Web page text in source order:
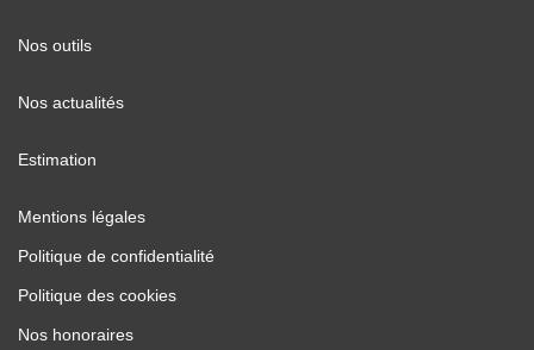
Nos outils
Nos actualités
Estimation
Mentions légales
Politique de confidentialité
Politique des cookies
Nos honoraires